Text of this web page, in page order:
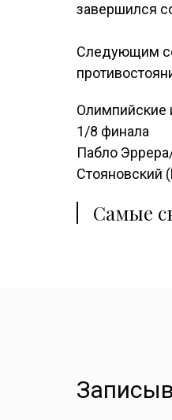
завершился
Следующим
1/8 финала
Пабло
Стояновский
Самые